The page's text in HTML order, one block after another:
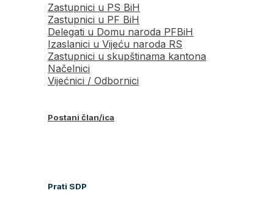
Zastupnici u PS BiH
Zastupnici u PF BiH
Delegati u Domu naroda PFBiH
Izaslanici u Vijeću naroda RS
Zastupnici u skupštinama kantona
Načelnici
Vijećnici / Odbornici
Postani član/ica
Prati SDP